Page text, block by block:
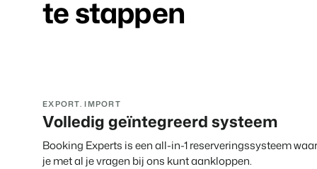
te stappen
EXPORT. IMPORT
Volledig geïntegreerd systeem
Booking Experts is een all-in-1 reserveringssysteem waar
je met al je vragen bij ons kunt aankloppen.